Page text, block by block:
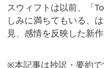
スウィフトは以前、「
しみに満ちてもいる、
見、感情を反映した新
※本記事は抄訳・要約で